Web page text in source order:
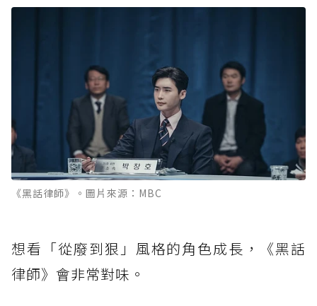
《黑話律師》。圖片來源：MBC
想看「從廢到狠」風格的角色成長，《黑話
律師》會非常對味。